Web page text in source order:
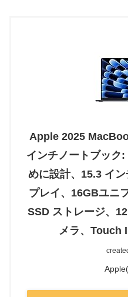
Apple 2025
インチノートブッ
めに設計、15.3 イ
プレイ、16GBユニ
SSD ストレージ、
メラ、Touch